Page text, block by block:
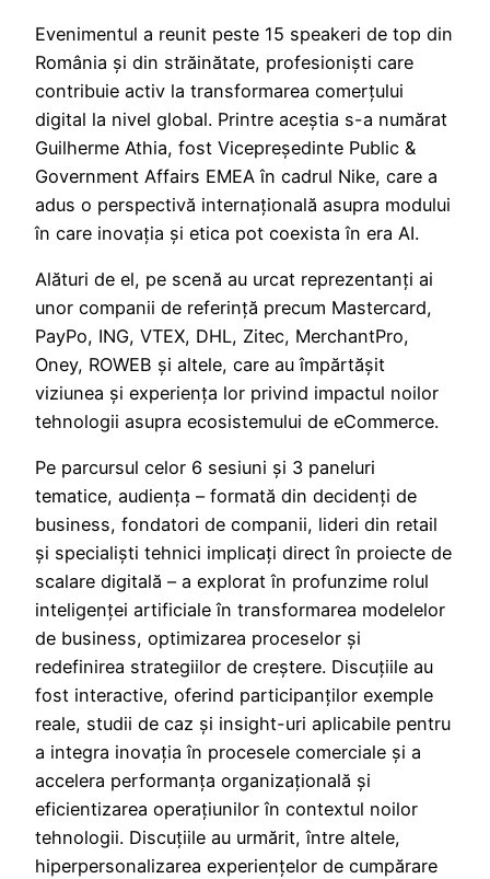
Evenimentul a reunit peste 15 speakeri de top din
România și din străinătate, profesioniști care
contribuie activ la transformarea comerțului
digital la nivel global. Printre aceștia s-a numărat
Guilherme Athia, fost Vicepreședinte Public &
Government Affairs EMEA în cadrul Nike, care a
adus o perspectivă internațională asupra modului
în care inovația și etica pot coexista în era AI.
Alături de el, pe scenă au urcat reprezentanți ai
unor companii de referință precum Mastercard,
PayPo, ING, VTEX, DHL, Zitec, MerchantPro,
Oney, ROWEB și altele, care au împărtășit
viziunea și experiența lor privind impactul noilor
tehnologii asupra ecosistemului de eCommerce.
Pe parcursul celor 6 sesiuni și 3 paneluri
tematice, audiența – formată din decidenți de
business, fondatori de companii, lideri din retail
și specialiști tehnici implicați direct în proiecte de
scalare digitală – a explorat în profunzime rolul
inteligenței artificiale în transformarea modelelor
de business, optimizarea proceselor și
redefinirea strategiilor de creștere. Discuțiile au
fost interactive, oferind participanților exemple
reale, studii de caz și insight-uri aplicabile pentru
a integra inovația în procesele comerciale și a
accelera performanța organizațională și
eficientizarea operațiunilor în contextul noilor
tehnologii. Discuțiile au urmărit, între altele,
hiperpersonalizarea experiențelor de cumpărare